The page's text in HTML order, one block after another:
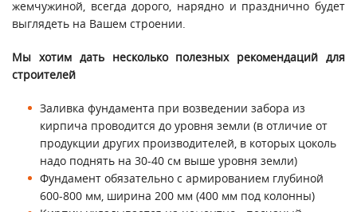
жемчужиной, всегда дорого, нарядно и празднично будет
выглядеть на Вашем строении.
Мы хотим дать несколько полезных рекомендаций для
строителей
Заливка фундамента при возведении забора из
кирпича проводится до уровня земли (в отличие от
продукции других производителей, в которых цоколь
надо поднять на 30-40 см выше уровня земли)
Фундамент обязательно с армированием глубиной
600-800 мм, ширина 200 мм (400 мм под колонны)